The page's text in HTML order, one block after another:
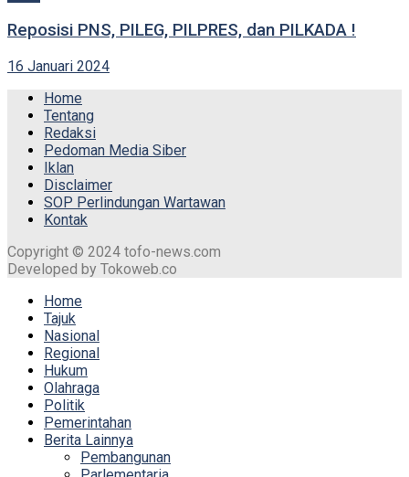
Reposisi PNS, PILEG, PILPRES, dan PILKADA !
16 Januari 2024
Home
Tentang
Redaksi
Pedoman Media Siber
Iklan
Disclaimer
SOP Perlindungan Wartawan
Kontak
Copyright © 2024 tofo-news.com
Developed by Tokoweb.co
Home
Tajuk
Nasional
Regional
Hukum
Olahraga
Politik
Pemerintahan
Berita Lainnya
Pembangunan